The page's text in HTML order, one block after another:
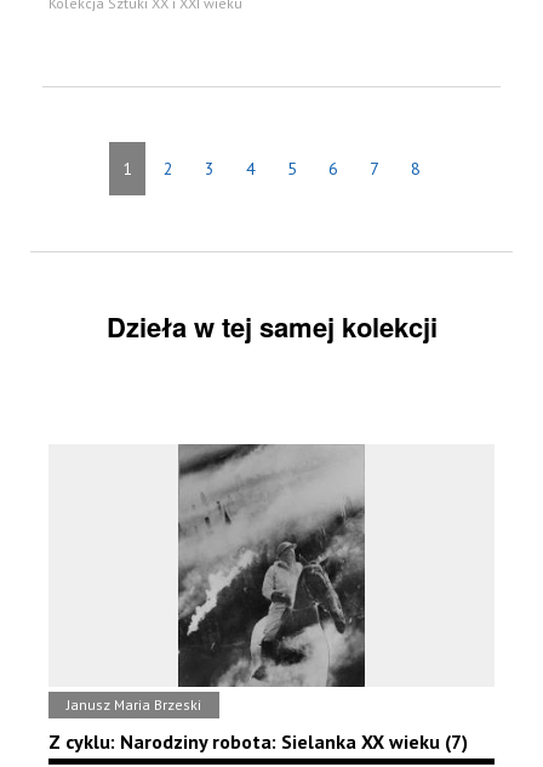
1 2 3 4 5 6 7 8
Dzieła w tej samej kolekcji
Janusz Maria Brzeski
Z cyklu: Narodziny robota: Sielanka XX wieku (7)